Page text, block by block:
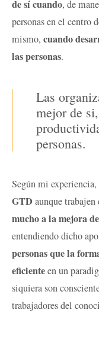
de sí cuando, de
personas en el centro
mismo, cuando
las personas.
Las
mejor de
personas.
Según mi experiencia,
GTD aunque
mucho a la mejora
entendiendo dicho
personas que la
eficienteen un
siquiera son
trabajadores del